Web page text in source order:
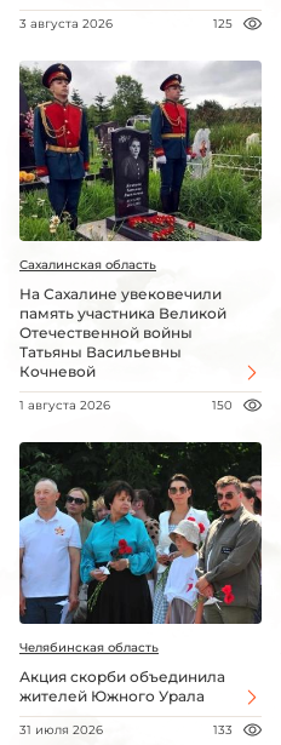
3 августа 2026 125
Сахалинская область
На Сахалине увековечили
память участника Великой
Отечественной войны
Татьяны Васильевны
Кочневой
1 августа 2026 150
Челябинская область
Акция скорби объединила
жителей Южного Урала
31 июля 2026 133